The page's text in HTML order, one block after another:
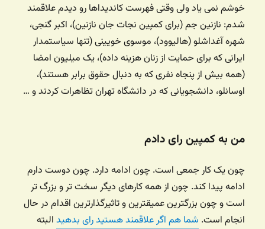
خوشم نمی یاد ولی وقتی فهرست کاندیداها رو دیدم علاقمند
شدم: نازنین جم (برای کمپین نجات جان نازنین)، اکبر گنجی،
شهره آغداشلو (هالیوود)، موسوی خویینی (تنها سیاستمدار
ایرانی که برای حمایت از زنان هزینه داده)، یک میلیون امضا
(همه بیش از پنجاه نفری که به دنبال حقوق برابر هستند)،
اوسانلو، دانشجویانی که در دانشگاه تهران تظاهرات کردند و …
من به کمپین رای دادم
چون یک کار جمعی است. چون ادامه دارد. چون دوست دارم
ادامه پیدا کند. چون از همه کارهای دیگر سخت تر و بزرگ تر
است و چون بزرگترین عمیقترین و تاثیرگذارترین اقدام در حال
انجام است. شما هم اگر علاقمند هستید رای بدهید البته